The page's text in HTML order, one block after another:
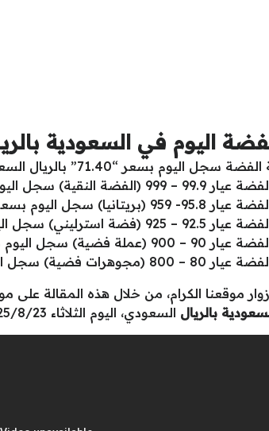
اليوم في السعودية بالريال
سجل اليوم بسعر “71.40” بالريال السعودي.
النقية) سجل اليوم بسعر “2.29” بالريال السعودي.
سجل اليوم بسعر “2.20” بالريال السعودي.
سجل اليوم بسعر “2.12” بالريال السعودي.
فضية) سجل اليوم بسعر “2.07” بالريال السعودي.
فضية) سجل اليوم بسعر “1.84” بالريال السعودي.
موقعنا الكرام، من خلال هذه المقالة
بالريال السعودي، اليوم الثلاثاء 2025/8/23 .